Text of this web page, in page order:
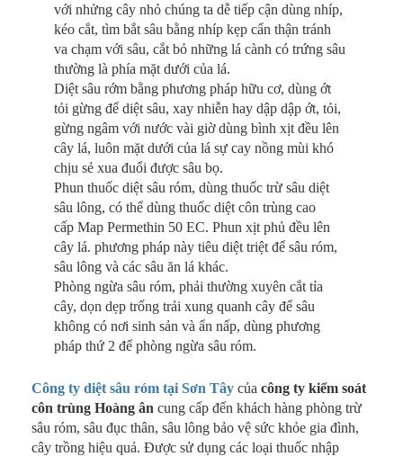
với nhửng cây nhỏ chúng ta dễ tiếp cận dùng nhíp,
kéo cắt, tìm bắt sâu bằng nhíp kẹp cẩn thận tránh
va chạm với sâu, cắt bỏ những lá cành có trứng sâu
thường là phía mặt dưới của lá.
Diệt sâu rớm bằng phương pháp hữu cơ, dùng ớt
tỏi gừng để diệt sâu, xay nhiễn hay dập dập ớt, tỏi,
gừng ngâm với nước vài giờ dùng bình xịt đều lên
cây lá, luôn mặt dưới của lá sự cay nồng mùi khó
chịu sẻ xua đuổi được sâu bọ.
Phun thuốc diệt sâu róm, dùng thuốc trừ sâu diệt
sâu lông, có thể dùng thuốc diệt côn trùng cao
cấp Map Permethin 50 EC. Phun xịt phủ đều lên
cây lá. phương pháp này tiêu diệt triệt để sâu róm,
sâu lông và các sâu ăn lá khác.
Phòng ngừa sâu róm, phải thường xuyên cắt tỉa
cây, dọn dẹp trống trải xung quanh cây để sâu
không có nơi sinh sản và ẩn nấp, dùng phương
pháp thứ 2 để phòng ngừa sâu róm.
Công ty diệt sâu róm tại Sơn Tây của công ty kiểm soát
côn trùng Hoàng ân cung cấp đến khách hàng phòng trừ
sâu róm, sâu đục thân, sâu lông bảo vệ sức khỏe gia đình,
cây trồng hiệu quả. Được sử dụng các loại thuốc nhập